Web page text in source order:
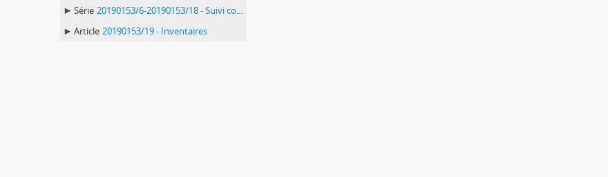
Série 20190153/6-20190153/18 - Suivi comptable et financier
Article 20190153/19 - Inventaires